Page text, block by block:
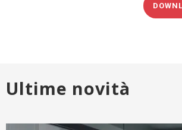
Ultime novità